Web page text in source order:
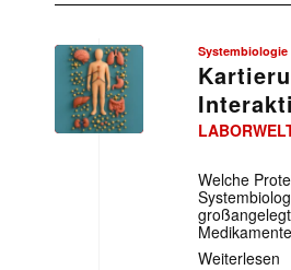
Systembiologie
Welche
Weiterlesen